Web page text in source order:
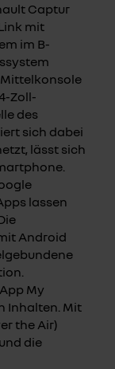
Captur
mit
im B-
Zoll-
des
sich dabei
lässt sich
lassen
Android
My
Inhalten. Mit
the Air)
die